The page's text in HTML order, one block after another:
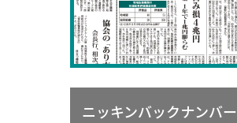
ニッキンバックナンバー